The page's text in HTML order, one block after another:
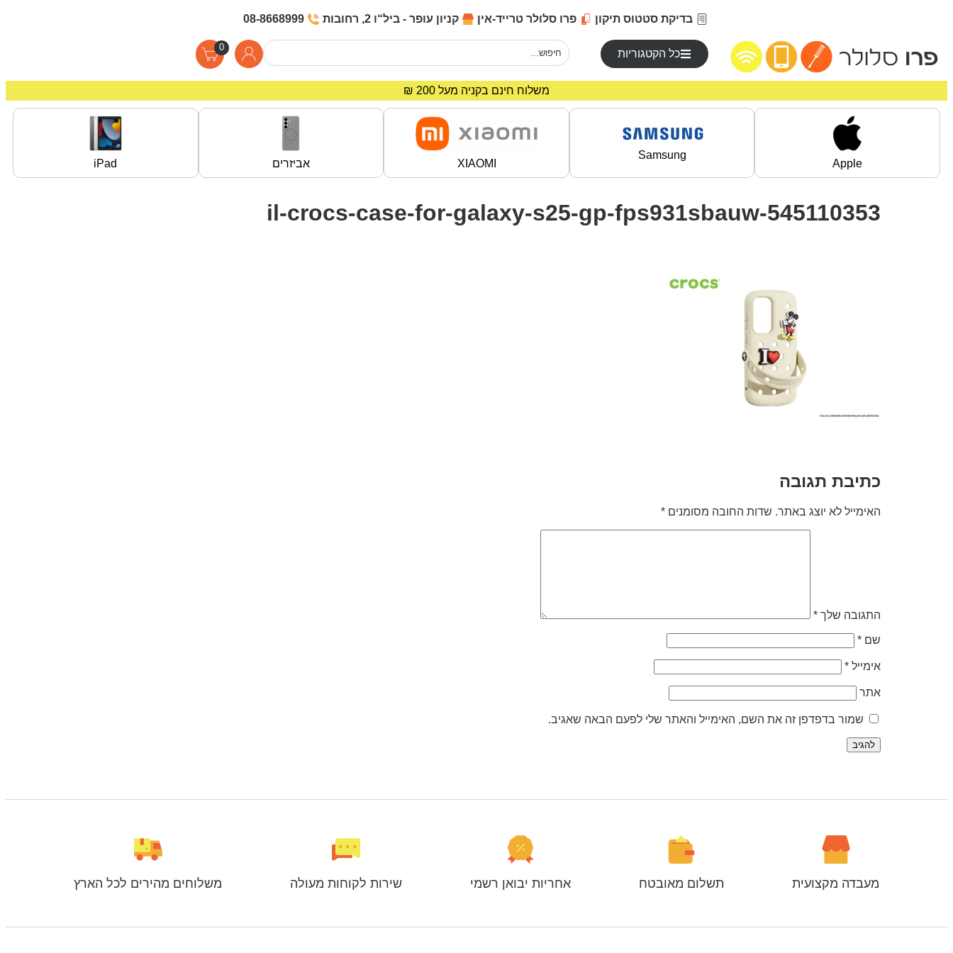
בדיקת סטטוס תיקון פרו סלולר טרייד-אין קניון עופר - ביל“ו 2, רחובות 08-8668999
כל הקטגוריות
0
משלוח חינם בקניה מעל 200 ₪
מחירים מיוחדים לרוכשים באתר!
Apple
Samsung
XIAOMI אביזרים iPad
il-crocs-case-for-galaxy-s25-gp-fps931sbauw-545110353
כתיבת תגובה
האימייל לא יוצג באתר. שדות החובה מסומנים *
התגובה שלך *
שם *
אימייל *
אתר
שמור בדפדפן זה את השם, האימייל והאתר שלי לפעם הבאה שאגיב.
מעבדה מקצועית תשלום מאובטח אחריות יבואן רשמי שירות לקוחות מעולה משלוחים מהירים לכל הארץ